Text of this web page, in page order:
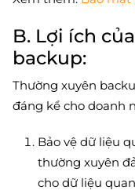
B. Lợi ích
backup:
Thường xuyên
đáng kể cho doanh
Bảo vệ dữ liệu
thường xuyên
cho dữ liệu